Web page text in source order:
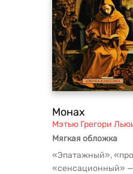
Монах
Мэтью Грегори
Мягкая обложка
«Эпатажный»,
«сенсационный»